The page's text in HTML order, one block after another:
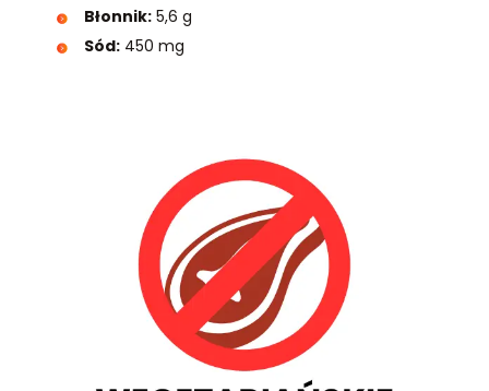
Błonnik: 5,6 g
Sód: 450 mg